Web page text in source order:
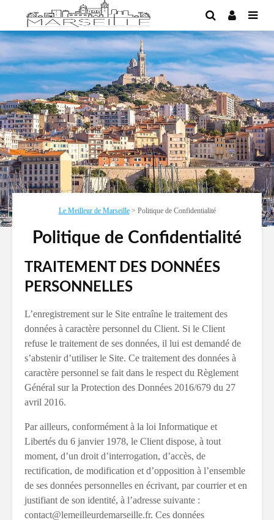
Le Meilleur de Marseille> Politique de Confidentialité
Politique de Confidentialité
TRAITEMENT DES DONNÉES
PERSONNELLES
L’enregistrement sur le Site entraîne le traitement des
données à caractère personnel du Client. Si le Client
refuse le traitement de ses données, il lui est demandé de
s’abstenir d’utiliser le Site. Ce traitement des données à
caractère personnel se fait dans le respect du Règlement
Général sur la Protection des Données 2016/679 du 27
avril 2016.
Par ailleurs, conformément à la loi Informatique et
Libertés du 6 janvier 1978, le Client dispose, à tout
moment, d’un droit d’interrogation, d’accès, de
rectification, de modification et d’opposition à l’ensemble
de ses données personnelles en écrivant, par courrier et en
justifiant de son identité, à l’adresse suivante :
contact@lemeilleurdemarseille.fr. Ces données